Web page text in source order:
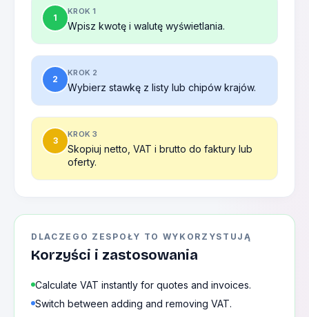
1
KROK 1
Wpisz kwotę i walutę wyświetlania.
2
KROK 2
Wybierz stawkę z listy lub chipów krajów.
3
KROK 3
Skopiuj netto, VAT i brutto do faktury lub
oferty.
DLACZEGO ZESPOŁY TO WYKORZYSTUJĄ
Korzyści i zastosowania
Calculate VAT instantly for quotes and invoices.
Switch between adding and removing VAT.